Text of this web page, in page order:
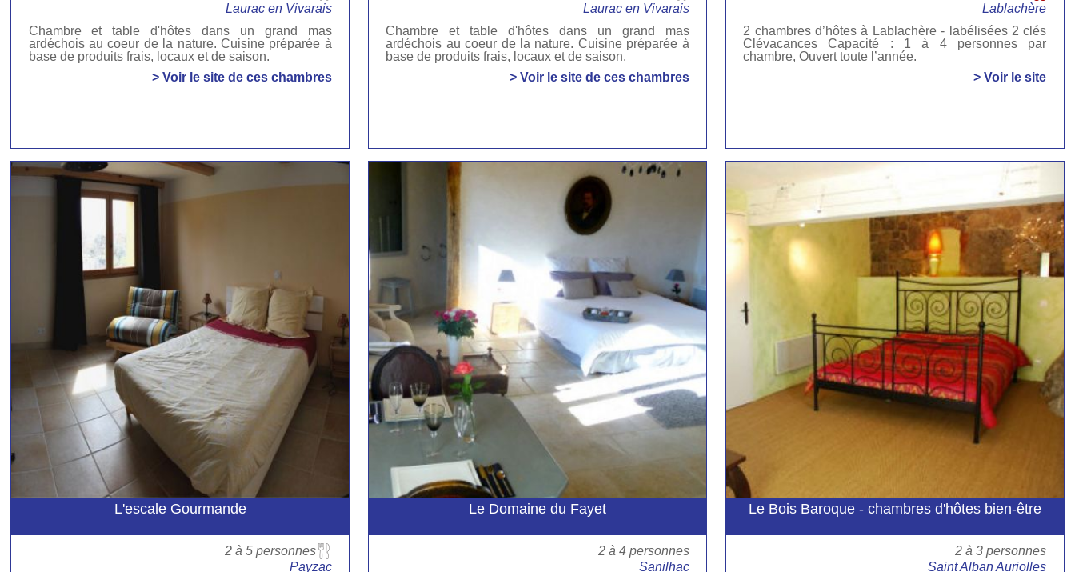
Laurac en Vivarais
Chambre et table d'hôtes dans un grand mas
ardéchois au coeur de la nature. Cuisine préparée à
base de produits frais, locaux et de saison.
> Voir le site de ces chambres
Laurac en Vivarais
Chambre et table d'hôtes dans un grand mas
ardéchois au coeur de la nature. Cuisine préparée à
base de produits frais, locaux et de saison.
> Voir le site de ces chambres
Lablachère
2 chambres d’hôtes à Lablachère - labélisées 2 clés
Clévacances Capacité : 1 à 4 personnes par
chambre, Ouvert toute l’année.
> Voir le site
L'escale Gourmande
2 à 5 personnes
Payzac
Le Domaine du Fayet
2 à 4 personnes
Sanilhac
Le Bois Baroque - chambres d'hôtes bien-être
2 à 3 personnes
Saint Alban Auriolles